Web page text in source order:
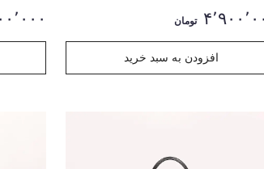
تومان
افزودن به سبد خرید